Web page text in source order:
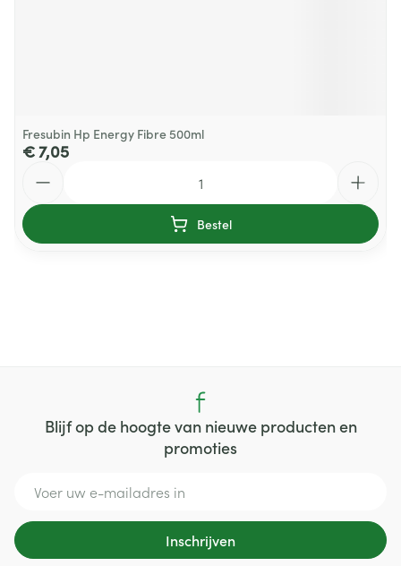
Fresubin Hp Energy Fibre 500ml
€ 7,05
Bestel
Blijf op de hoogte van nieuwe producten en
promoties
Inschrijven